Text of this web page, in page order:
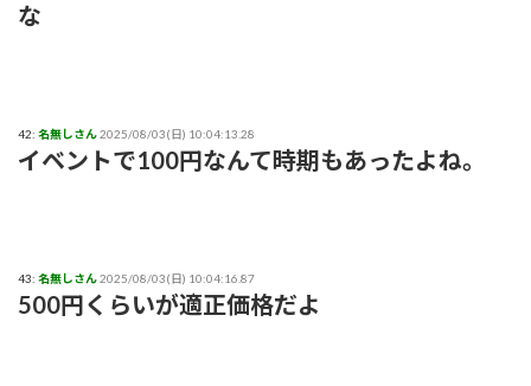
な
42: 名無しさん2025/08/03(日) 10:04:13.28
イベントで100円なんて時期もあったよね。
43: 名無しさん2025/08/03(日) 10:04:16.87
500円くらいが適正価格だよ